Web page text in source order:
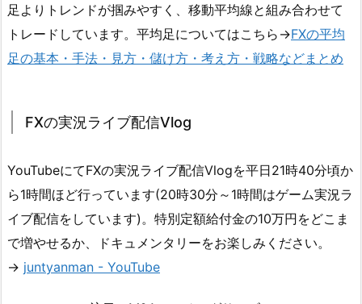
足よりトレンドが掴みやすく、移動平均線と組み合わせて
トレードしています。平均足についてはこちら→FXの平均
足の基本・手法・見方・儲け方・考え方・戦略などまとめ
FXの実況ライブ配信Vlog
YouTubeにてFXの実況ライブ配信Vlogを平日21時40分頃か
ら1時間ほど行っています(20時30分～1時間はゲーム実況ラ
イブ配信をしています)。特別定額給付金の10万円をどこま
で増やせるか、ドキュメンタリーをお楽しみください。
→ juntyanman - YouTube